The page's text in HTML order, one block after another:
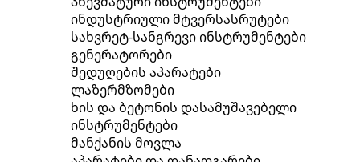
ინდუსტრიული მტვერსასრუტები
სახვრეტ-სანგრევი ინსტრუმენტები
გენერატორები
შედუღების აპარატები
ლაზერმზომები
ხის და ბეტონის დასამუშავებელი
ინსტრუმენტები
მანქანის მოვლა